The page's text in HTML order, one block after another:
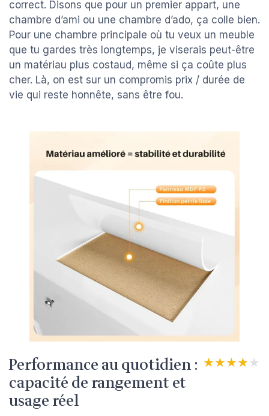
correct. Disons que pour un premier appart, une
chambre d’ami ou une chambre d’ado, ça colle bien.
Pour une chambre principale où tu veux un meuble
que tu gardes très longtemps, je viserais peut-être
un matériau plus costaud, même si ça coûte plus
cher. Là, on est sur un compromis prix / durée de
vie qui reste honnête, sans être fou.
Performance au quotidien :
capacité de rangement et
usage réel
★★★★★
★★★★★